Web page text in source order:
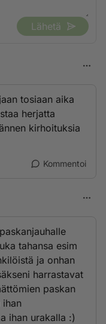
Lähetä
tosiaan aika
herjatta
kirhoituksia
Kommentoi
tahansa esim
ja onhan
harrastavat
paskan
ihan urakalla :)